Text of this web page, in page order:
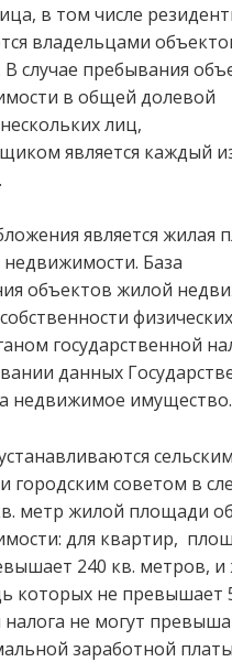
в том числе
владельцами
случае пребывания
в общей долевой
лиц,
является каждый
является жилая
База
объектов жилой
государственной
данных
недвижимое имущество.
городским советом в
метр жилой площади
для квартир,
240 кв. метров,
которых не превышает
не могут
заработной